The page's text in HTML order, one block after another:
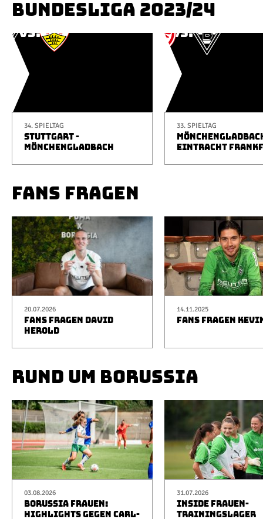
BUNDESLIGA 2023/24
34. SPIELTAG
STUTTGART -
MÖNCHENGLADBACH
33. SPIELTAG
EINTRACHT
FANS FRAGEN
20.07.2026
FANS FRAGEN DAVID
HEROLD
14.11.2025
FANS FRAGEN
RUND UM BORUSSIA
03.08.2026
BORUSSIA FRAUEN:
HIGHLIGHTS GEGEN CARL-
31.07.2026
INSIDE FRAUEN-
TRAININGSLAGER